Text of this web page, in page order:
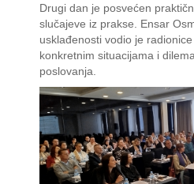
Drugi dan je posvećen
slučajeve iz prakse. Ensar
usklađenosti vodio je
konkretnim situacijama i
poslovanja.